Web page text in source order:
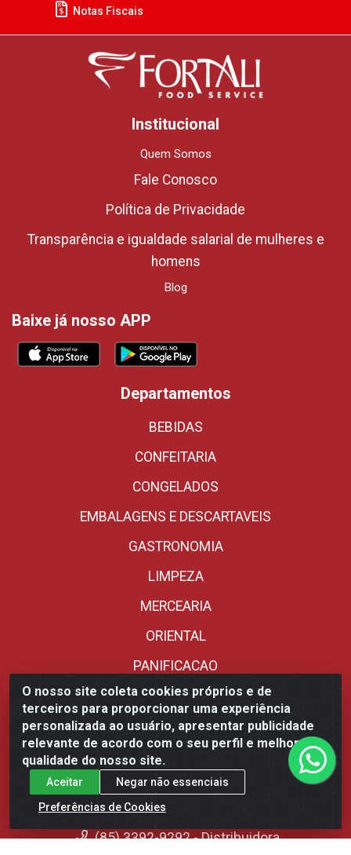
O nosso site coleta cookies próprios e de
terceiros para proporcionar uma experiência
personalizada ao usuário, apresentar publicidade
relevante de acordo com o seu perfil e melhorar a
qualidade do nosso site.
Aceitar
Negar não essenciais
Preferências de Cookies
Notas Fiscais
Institucional
Quem Somos
Fale Conosco
Política de Privacidade
Transparência e igualdade salarial de mulheres e
homens
Blog
Baixe já nosso APP
Departamentos
BEBIDAS
CONFEITARIA
CONGELADOS
EMBALAGENS E DESCARTAVEIS
GASTRONOMIA
LIMPEZA
MERCEARIA
ORIENTAL
PANIFICACAO
REFRIGERADOS
SORVETERIA
UTENSILIOS
Fale Conosco
(85) 3392-9292 - Distribuidora